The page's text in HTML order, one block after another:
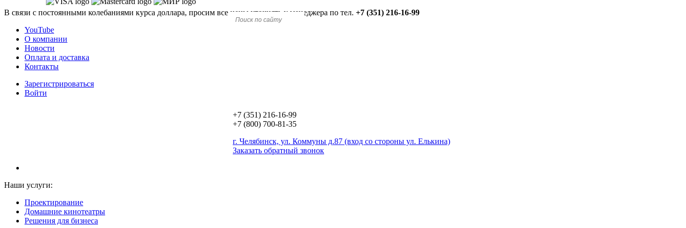
В связи с постоянными колебаниями курса доллара, просим все цены уточнять у менеджера по тел. +7 (351) 216-16-99
YouTube
О компании
Новости
Оплата и доставка
Контакты
Зарегистрироваться
Войти
+7 (351) 216-16-99
+7 (800) 700-81-35
г. Челябинск, ул. Коммуны д.87 (вход со стороны ул. Елькина)
Заказать обратный звонок
Наши услуги:
Проектирование
Домашние кинотеатры
Решения для бизнеса